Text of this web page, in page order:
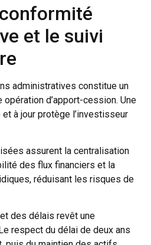
et le suivi
administratives constitue un
opération d’apport-cession. Une
à jour protège l’investisseur
assurent la centralisation
des flux financiers et la
réduisant les risques de
des délais revêt une
respect du délai de deux ans